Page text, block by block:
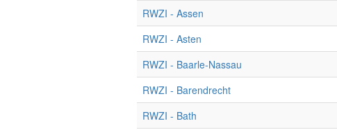
RWZI - Assen
RWZI - Asten
RWZI - Baarle-Nassau
RWZI - Barendrecht
RWZI - Bath